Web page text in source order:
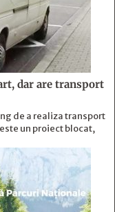
dar are transport
de a realiza transport
un proiect blocat,